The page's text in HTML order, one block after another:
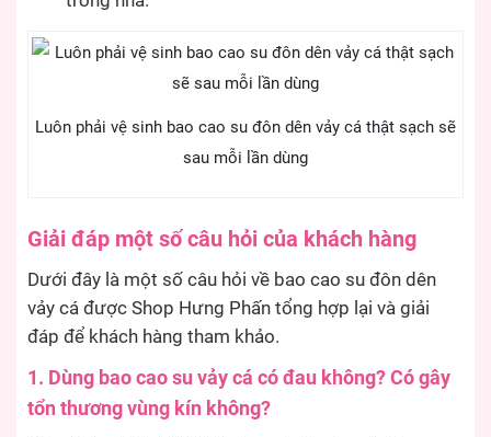
Luôn phải vệ sinh bao cao su đôn dên vảy cá thật sạch sẽ
sau mỗi lần dùng
Giải đáp một số câu hỏi của khách hàng
Dưới đây là một số câu hỏi về bao cao su đôn dên
vảy cá được Shop Hưng Phấn tổng hợp lại và giải
đáp để khách hàng tham khảo.
1. Dùng bao cao su vảy cá có đau không? Có gây
tổn thương vùng kín không?